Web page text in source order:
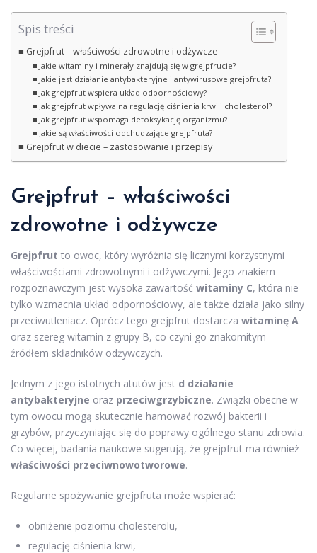
Spis treści
Grejpfrut – właściwości zdrowotne i odżywcze
Jakie witaminy i minerały znajdują się w grejpfrucie?
Jakie jest działanie antybakteryjne i antywirusowe grejpfruta?
Jak grejpfrut wspiera układ odpornościowy?
Jak grejpfrut wpływa na regulację ciśnienia krwi i cholesterol?
Jak grejpfrut wspomaga detoksykację organizmu?
Jakie są właściwości odchudzające grejpfruta?
Grejpfrut w diecie – zastosowanie i przepisy
Grejpfrut – właściwości
zdrowotne i odżywcze
Grejpfrut to owoc, który wyróżnia się licznymi korzystnymi
właściwościami zdrowotnymi i odżywczymi. Jego znakiem
rozpoznawczym jest wysoka zawartość witaminy C, która nie
tylko wzmacnia układ odpornościowy, ale także działa jako silny
przeciwutleniacz. Oprócz tego grejpfrut dostarcza witaminę A
oraz szereg witamin z grupy B, co czyni go znakomitym
źródłem składników odżywczych.
Jednym z jego istotnych atutów jest d działanie
antybakteryjne oraz przeciwgrzybiczne. Związki obecne w
tym owocu mogą skutecznie hamować rozwój bakterii i
grzybów, przyczyniając się do poprawy ogólnego stanu zdrowia.
Co więcej, badania naukowe sugerują, że grejpfrut ma również
właściwości przeciwnowotworowe.
Regularne spożywanie grejpfruta może wspierać:
obniżenie poziomu cholesterolu,
regulację ciśnienia krwi,